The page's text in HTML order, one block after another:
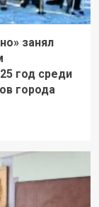
занял
год среди
города